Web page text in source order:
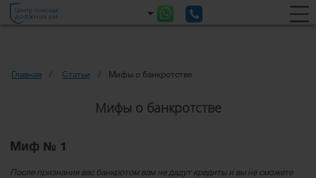
Главная Статьи Мифы о банкротстве
Мифы о банкротстве
Миф № 1
После признания вас банкротом вам не дадут кредиты и вы не сможете